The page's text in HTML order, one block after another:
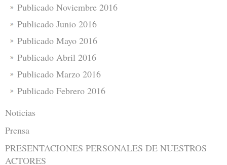
Publicado Noviembre 2016
Publicado Junio 2016
Publicado Mayo 2016
Publicado Abril 2016
Publicado Marzo 2016
Publicado Febrero 2016
Noticias
Prensa
PRESENTACIONES PERSONALES DE NUESTROS
ACTORES